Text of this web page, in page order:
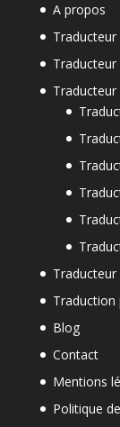
A propos
Traducteur
Traduction
Blog
Contact
Mentions
Politique